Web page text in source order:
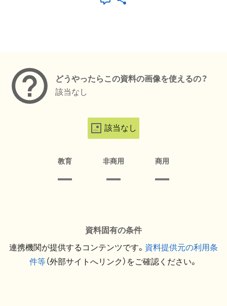
どうやったらこの資料の画像を使えるの？
該当なし
該当なし
教育 非商用 商用
資料固有の条件
連携機関が提供するコンテンツです。 資料提供元の利用条
件等（外部サイトへリンク）をご確認ください。